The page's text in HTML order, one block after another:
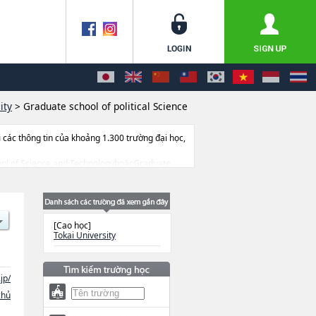
> Graduate school of political Science
các thông tin của khoảng 1.300 trường đại học,
of Science and TechnologyhoặcGraduate
school of medicinehoặcGraduate
tin liên quan đến thi tuyển như số lượng
[Cao học]
Tokai University